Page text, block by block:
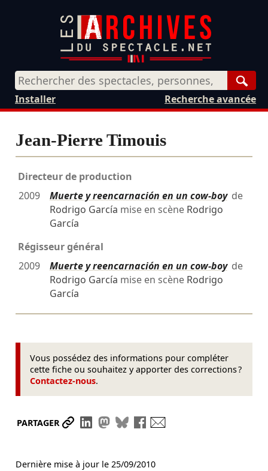
Recherche avancée
Installer
Jean-Pierre Timouis
Directeur de production
2009
Muerte y reencarnación en un cow-boyde
Rodrigo García mise en scène Rodrigo
García
Régisseur général
2009
Muerte y reencarnación en un cow-boyde
Rodrigo García mise en scène Rodrigo
García
Vous possédez des informations pour compléter
cette fiche ou souhaitez y apporter des corrections ?
Contactez-nous.
PARTAGER Partager le lien
Partager sur LinkedIn
Partager sur Mastodon
Partager sur Bluesky
Partager sur Facebook
Dernière mise à jour le 25/09/2010